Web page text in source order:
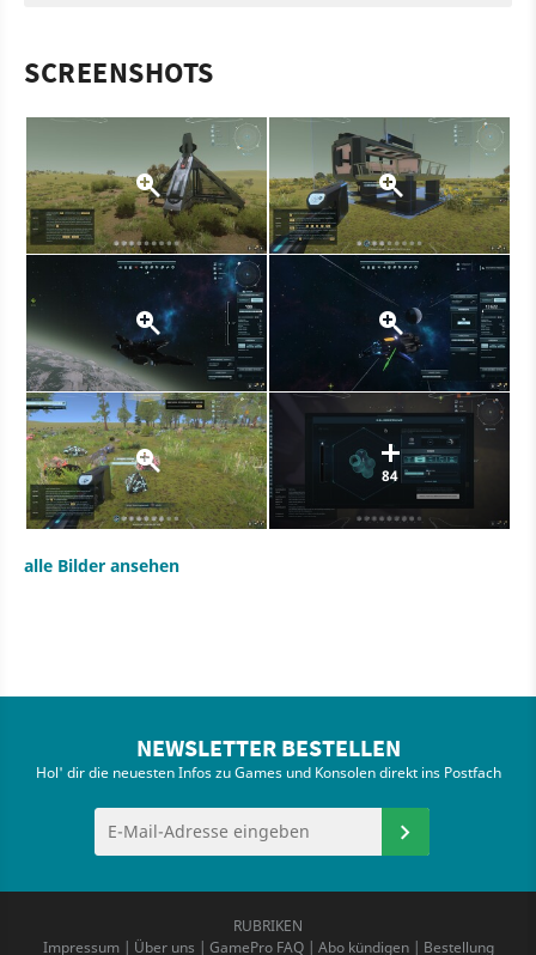
SCREENSHOTS
84
alle Bilder ansehen
NEWSLETTER BESTELLEN
Hol' dir die neuesten Infos zu Games und Konsolen direkt ins Postfach
RUBRIKEN
Impressum| Über uns | GamePro FAQ| Abo kündigen| Bestellung